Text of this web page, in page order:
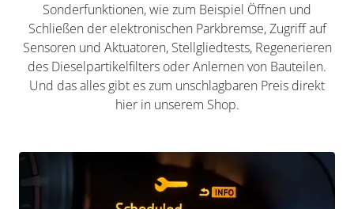
Sonderfunktionen, wie zum Beispiel Öffnen und
Schließen der elektronischen Parkbremse, Zugriff auf
Sensoren und Aktuatoren, Stellgliedtests, Regenerieren
des Dieselpartikelfilters oder Anlernen von Bauteilen.
Und das alles gibt es zum unschlagbaren Preis direkt
hier in unserem Shop.